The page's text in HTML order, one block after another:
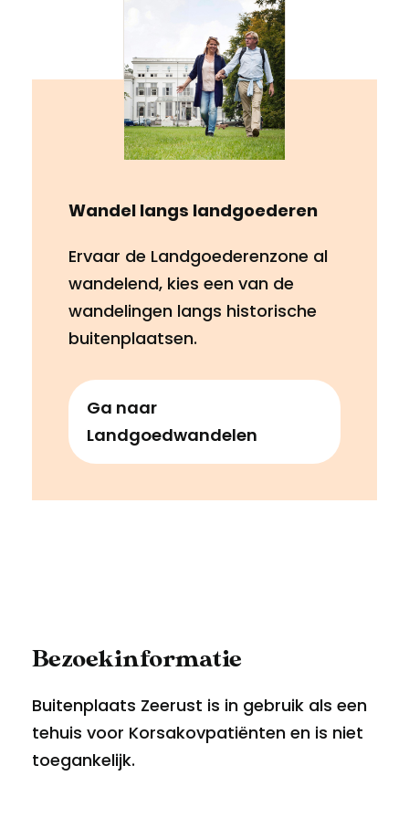
Wandel langs landgoederen
Ervaar de Landgoederenzone al
wandelend, kies een van de
wandelingen langs historische
buitenplaatsen.
Ga naar
Landgoedwandelen
Bezoekinformatie
Buitenplaats Zeerust is in gebruik als een
tehuis voor Korsakovpatiënten en is niet
toegankelijk.